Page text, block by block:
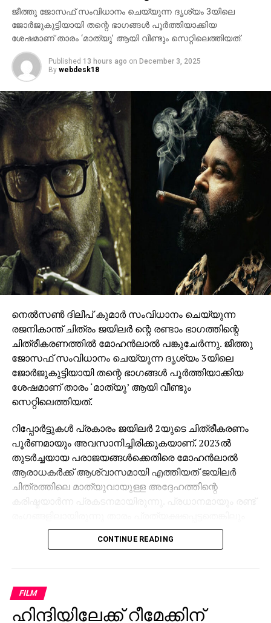
ജീത്തു ജോസഫ് സംവിധാനം ചെയ്യുന്ന ദൃശ്യം 3യിലെ
ജോര്‍ജുകുട്ടിയായി തന്റെ ഭാഗങ്ങള്‍ പൂര്‍ത്തിയാക്കിയ
ശേഷമാണ് താരം ‘മാത്യു’ ആയി വീണ്ടും സെറ്റിലെത്തിയത്.
Published 13 hours ago on December 3, 2025
By webdesk18
നെല്‍സണ്‍ ദിലീപ് കുമാര്‍ സംവിധാനം ചെയ്യുന്ന
രജനികാന്ത് ചിത്രം ജയിലര്‍ ന്റെ രണ്ടാം ഭാഗത്തിന്റെ
ചിത്രീകരണത്തില്‍ മോഹന്‍ലാല്‍ പങ്കുചേര്‍ന്നു. ജീത്തു
ജോസഫ് സംവിധാനം ചെയ്യുന്ന ദൃശ്യം 3യിലെ
ജോര്‍ജുകുട്ടിയായി തന്റെ ഭാഗങ്ങള്‍ പൂര്‍ത്തിയാക്കിയ
ശേഷമാണ് താരം ‘മാത്യു’ ആയി വീണ്ടും
സെറ്റിലെത്തിയത്.
റിപ്പോര്‍ട്ടുകള്‍ പ്രകാരം ജയിലര്‍ 2യുടെ ചിത്രീകരണം
പൂര്‍ണമായും അവസാനിച്ചിരിക്കുകയാണ്. 2023ല്‍
തുടര്‍ച്ചയായ പരാജയങ്ങള്‍ക്കെതിരെ മോഹന്‍ലാല്‍
ആരാധകര്‍ക്ക് ആശ്വാസമായി എത്തിയത് ജയിലര്‍
ചിത്രത്തിലെ മാത്യുവായുള്ള അദ്ദേഹത്തിന്റെ
കരിഷ്മയാര്‍ന്ന പ്രകടനമായിരുന്നു. പ്രധാനമായും രണ്ട്
അവ വലിയ സ്വീകരണമാണ് നേടിയത്.
അധോലോകത്തെ രാജാവുമായ മാത്യുവായി
മോഹന്‍ലാല്‍ തിളങ്ങിയ ഒന്നാം ഭാഗം കേരളത്തില്‍
മാത്രം 60 കോടിയോളം രൂപ കളക്ഷന്‍ നേടി റെക്കോഡ്
സൃഷ്ടിച്ചിരുന്നു. താരത്തിന്റെ ലുക്കും ആക്ഷന്‍
CONTINUE READING
FILM
ഹിന്ദിയിലേക്ക് റീമേക്കിന്